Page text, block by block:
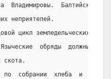
Владимировы.  Балтийские
неприятелей.
цикл земледельческих
обряды  должны
скота.
собрании  хлеба  и